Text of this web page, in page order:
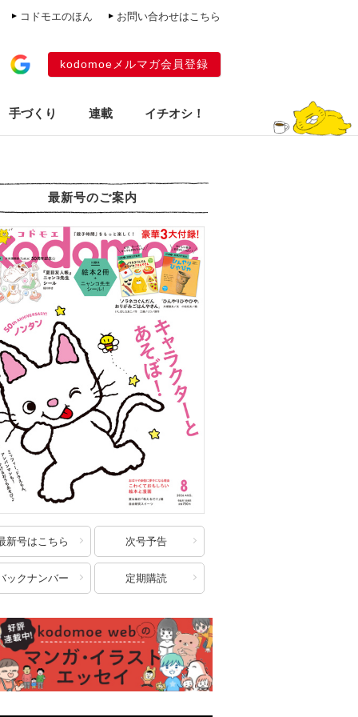
コドモエのほん お問い合わせはこちら
kodomoeメルマガ会員登録
手づくり 連載 イチオシ！
最新号のご案内
新号はこちら 次号予告
ックナンバー 定期購読